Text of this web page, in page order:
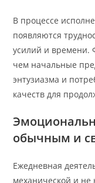
В процессе
появляются
усилий и времени.
чем начальные
энтузиазма и
качеств для
обычным и
Ежедневная
механической и